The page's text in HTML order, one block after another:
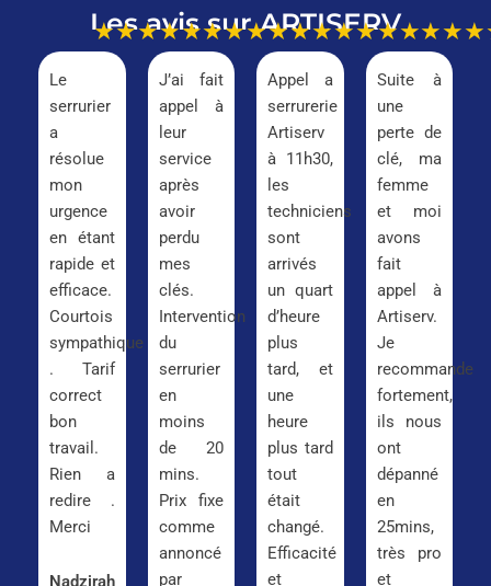
Les avis sur ARTISERV
★★★★★
Le
serrurier
a
résolue
mon
urgence
en étant
rapide et
efficace.
Courtois
sympathique
. Tarif
correct
bon
travail.
Rien a
redire .
Merci
Nadzirah
★★★★★
J’ai fait
appel à
leur
service
après
avoir
perdu
mes
clés.
Intervention
du
serrurier
en
moins
de 20
mins.
Prix fixe
comme
annoncé
par
★★★★★
Appel a
serrurerie
Artiserv
à 11h30,
les
techniciens
sont
arrivés
un quart
d’heure
plus
tard, et
une
heure
plus tard
tout
était
changé.
Efficacité
et
Suite à
une
perte de
clé, ma
femme
et moi
avons
fait
appel à
Artiserv.
Je
recommande
fortement,
ils nous
ont
dépanné
en
25mins,
très pro
et